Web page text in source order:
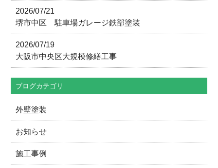
2026/07/21
堺市中区 駐車場ガレージ鉄部塗装
2026/07/19
大阪市中央区大規模修繕工事
ブログカテゴリ
外壁塗装
お知らせ
施工事例